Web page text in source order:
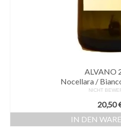
ALVANO
Nocellara /
NICHT
20,50
IN DEN